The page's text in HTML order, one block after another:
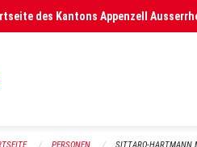
des Kantons Appenzell